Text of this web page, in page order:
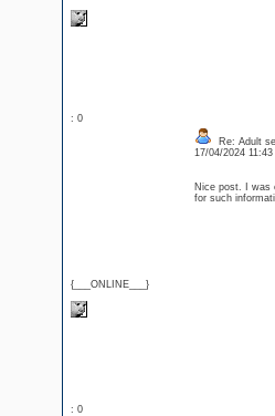
: 0
{___ONLINE___}
Re: Adult
17/04/2024
Nice post. I was
for such
: 0